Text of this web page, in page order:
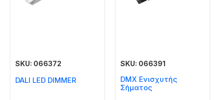
SKU: 066372
DALI LED DIMMER
SKU: 066391
DMX Ενισχυτής
Σήματος